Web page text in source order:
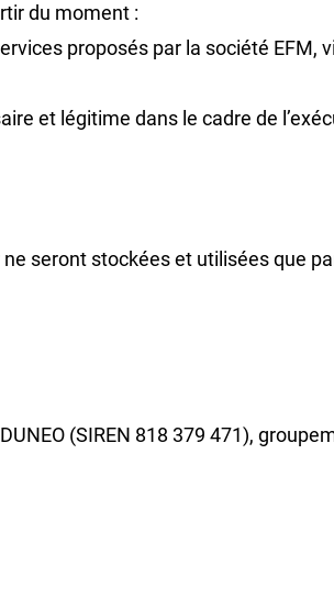
du moment :
proposés par la société EFM,
et légitime dans le cadre de
seront stockées et utilisées que
(SIREN 818 379 471),